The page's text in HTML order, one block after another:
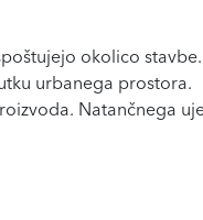
okolico
urbanega prostora.
Natančnega